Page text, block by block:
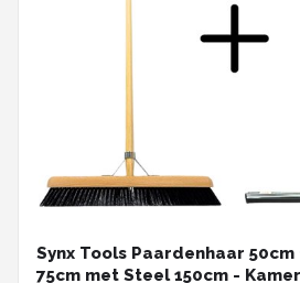
Synx Tools Paardenhaar
75cm met Steel 150cm -